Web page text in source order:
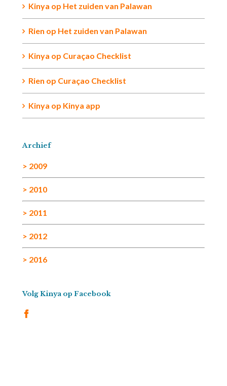
Kinya op Het zuiden van Palawan
Rien op Het zuiden van Palawan
Kinya op Curaçao Checklist
Rien op Curaçao Checklist
Kinya op Kinya app
Archief
> 2009
> 2010
> 2011
> 2012
> 2016
Volg Kinya op Facebook